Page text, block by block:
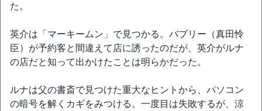
た。
英介は「マーキームン」で見つかる。バブリー（真田怜
臣）が予約客と間違えて店に誘ったのだが、英介がルナ
の店だと知って出かけたことは明らかだった。
ルナは父の書斎で見つけた重大なヒントから、パソコン
の暗号を解くカギをみつける。一度目は失敗するが、涼